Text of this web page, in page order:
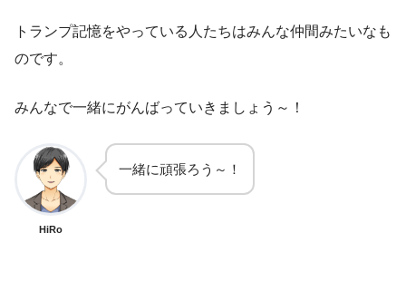
トランプ記憶をやっている人たちはみんな仲間みたいなも
のです。
みんなで一緒にがんばっていきましょう～！
HiRo
一緒に頑張ろう～！